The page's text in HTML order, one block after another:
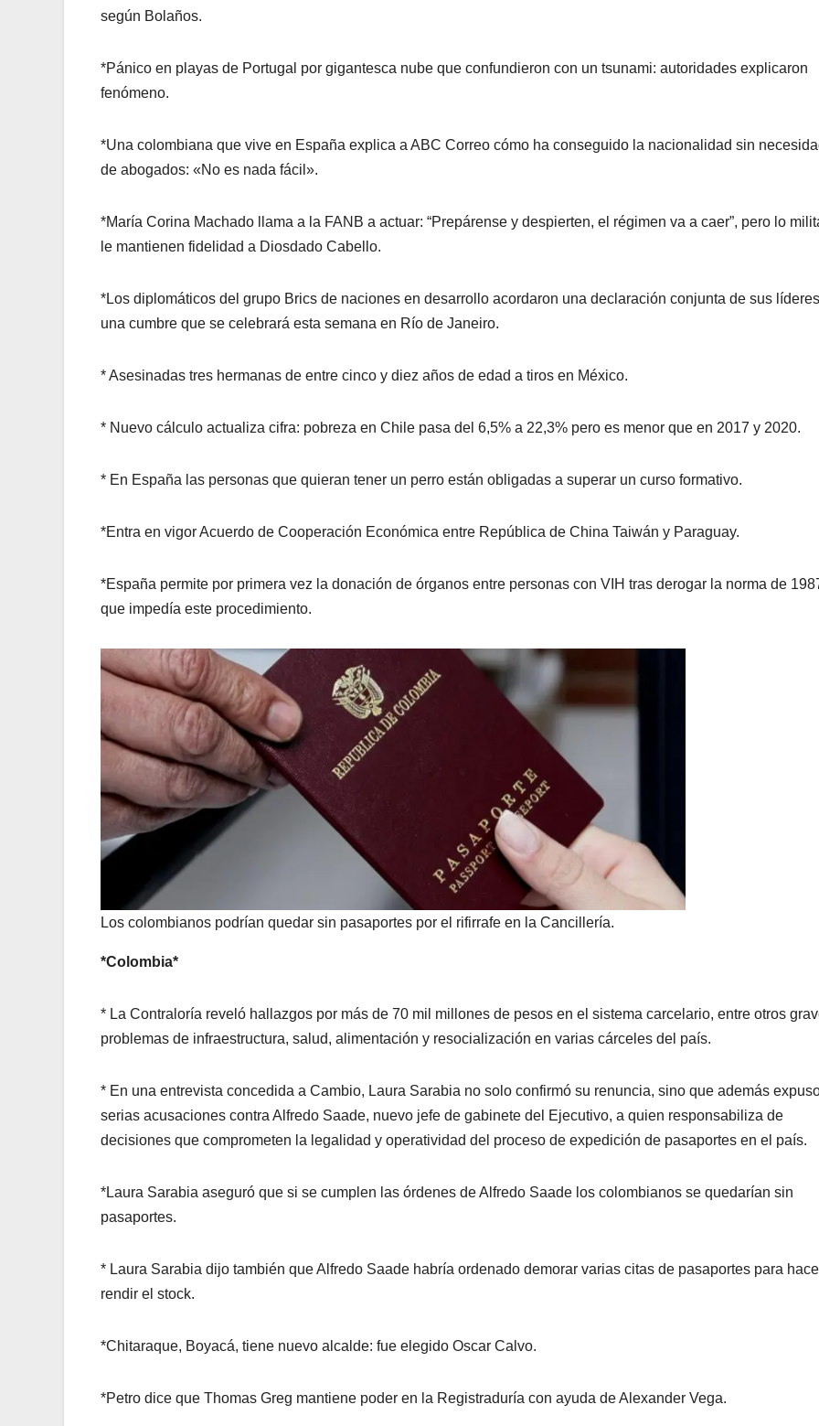
según Bolaños.
*Pánico en playas de Portugal por gigantesca nube que confundieron con un tsunami: autoridades explicaron
fenómeno.
*Una colombiana que vive en España explica a ABC Correo cómo ha conseguido la nacionalidad sin
de abogados: «No es nada fácil».
*María Corina Machado llama a la FANB a actuar: “Prepárense y despierten, el régimen va a caer”, pero lo
le mantienen fidelidad a Diosdado Cabello.
*Los diplomáticos del grupo Brics de naciones en desarrollo acordaron una declaración conjunta de sus
una cumbre que se celebrará esta semana en Río de Janeiro.
* Asesinadas tres hermanas de entre cinco y diez años de edad a tiros en México.
* Nuevo cálculo actualiza cifra: pobreza en Chile pasa del 6,5% a 22,3% pero es menor que en 2017 y 2020.
* En España las personas que quieran tener un perro están obligadas a superar un curso formativo.
*Entra en vigor Acuerdo de Cooperación Económica entre República de China Taiwán y Paraguay.
*España permite por primera vez la donación de órganos entre personas con VIH tras derogar la norma de
que impedía este procedimiento.
Los colombianos podrían quedar sin pasaportes por el rifirrafe en la Cancillería.
*Colombia*
* La Contraloría reveló hallazgos por más de 70 mil millones de pesos en el sistema carcelario, entre otros
problemas de infraestructura, salud, alimentación y resocialización en varias cárceles del país.
* En una entrevista concedida a Cambio, Laura Sarabia no solo confirmó su renuncia, sino que además
serias acusaciones contra Alfredo Saade, nuevo jefe de gabinete del Ejecutivo, a quien responsabiliza de
decisiones que comprometen la legalidad y operatividad del proceso de expedición de pasaportes en el país.
*Laura Sarabia aseguró que si se cumplen las órdenes de Alfredo Saade los colombianos se quedarían sin
pasaportes.
* Laura Sarabia dijo también que Alfredo Saade habría ordenado demorar varias citas de pasaportes para
rendir el stock.
*Chitaraque, Boyacá, tiene nuevo alcalde: fue elegido Oscar Calvo.
*Petro dice que Thomas Greg mantiene poder en la Registraduría con ayuda de Alexander Vega.